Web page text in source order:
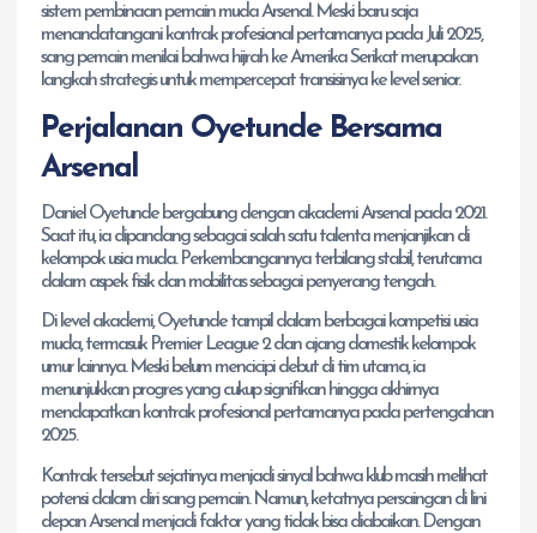
sistem pembinaan pemain muda Arsenal. Meski baru saja
menandatangani kontrak profesional pertamanya pada Juli 2025,
sang pemain menilai bahwa hijrah ke Amerika Serikat merupakan
langkah strategis untuk mempercepat transisinya ke level senior.
Perjalanan Oyetunde Bersama
Arsenal
Daniel Oyetunde bergabung dengan akademi Arsenal pada 2021.
Saat itu, ia dipandang sebagai salah satu talenta menjanjikan di
kelompok usia muda. Perkembangannya terbilang stabil, terutama
dalam aspek fisik dan mobilitas sebagai penyerang tengah.
Di level akademi, Oyetunde tampil dalam berbagai kompetisi usia
muda, termasuk Premier League 2 dan ajang domestik kelompok
umur lainnya. Meski belum mencicipi debut di tim utama, ia
menunjukkan progres yang cukup signifikan hingga akhirnya
mendapatkan kontrak profesional pertamanya pada pertengahan
2025.
Kontrak tersebut sejatinya menjadi sinyal bahwa klub masih melihat
potensi dalam diri sang pemain. Namun, ketatnya persaingan di lini
depan Arsenal menjadi faktor yang tidak bisa diabaikan. Dengan